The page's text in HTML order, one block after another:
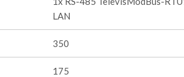
LAN
350
175